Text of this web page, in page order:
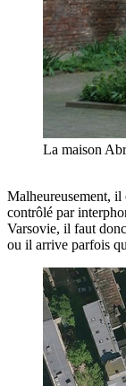
La maison
Malheureusement, il
contrôlé par
Varsovie, il faut
ou il arrive parfois